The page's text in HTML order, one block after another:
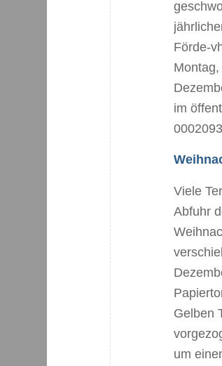
Förde-
im
Viele
Abfuhr
Gelben
um